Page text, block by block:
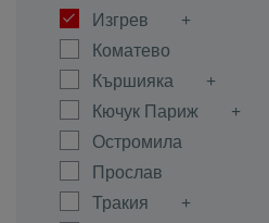
Изгрев
Коматево
Кършияка
Кючук Париж
Остромила
Прослав
Тракия